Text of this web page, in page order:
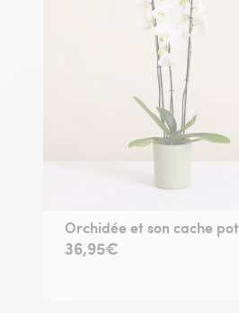
Orchidée et son cache pot
36,95€